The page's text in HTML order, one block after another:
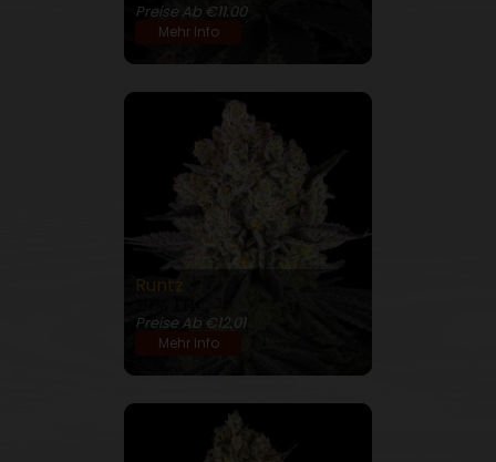
Preise Ab €11.00
Mehr Info
Runtz
Preise Ab €12.01
Mehr Info